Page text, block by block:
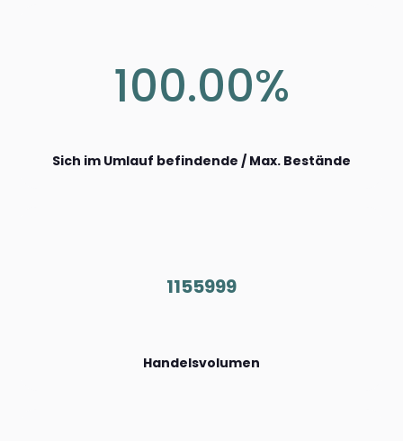
100.00%
Sich im Umlauf befindende / Max. Bestände
1155999
Handelsvolumen